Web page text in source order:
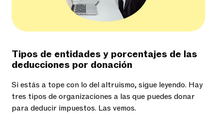
Tipos de entidades y porcentajes de las
deducciones por donación
Si estás a tope con lo del altruismo, sigue leyendo. Hay
tres tipos de organizaciones a las que puedes donar
para deducir impuestos. Las vemos.